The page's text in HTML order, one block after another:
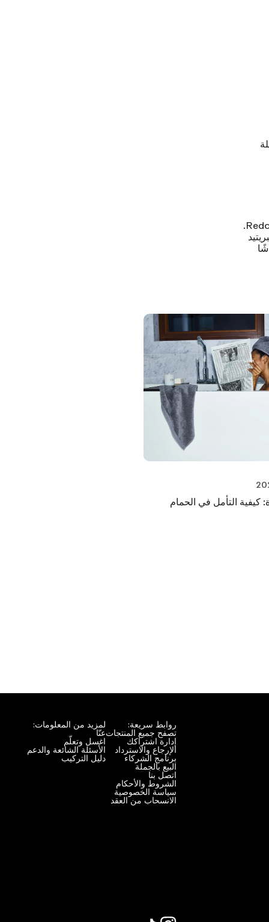
يساعدك KLEAN على إزالة الشوائب من الدش من خلال عملية تعرف باسم Redox.
التأمل في الحمام
روابط سريعة:
تصفح جميع المنتجات
إدارة اشتراكك
الإرجاع والاسترداد
برنامج الشركاء
البيع بالجملة
اتصل بنا
الشروط والأحكام
سياسة الخصوصية
الانسحاب من العقد
لمزيد من المعلومات:
عنّا
اغسل وتعلّم
الأسئلة الشائعة والدعم
دليل التركيب